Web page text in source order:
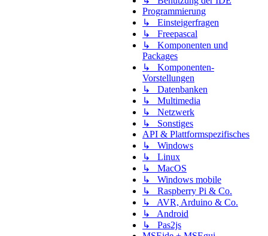
Programmierung
↳ Einsteigerfragen
↳ Freepascal
↳ Komponenten und
Packages
↳ Komponenten-
Vorstellungen
↳ Datenbanken
↳ Multimedia
↳ Netzwerk
↳ Sonstiges
API & Plattformspezifisches
↳ Windows
↳ Linux
↳ MacOS
↳ Windows mobile
↳ Raspberry Pi & Co.
↳ AVR, Arduino & Co.
↳ Android
↳ Pas2js